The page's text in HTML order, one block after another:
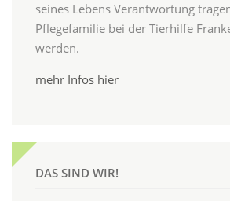
seines Lebens Verantwortung
Pflegefamilie bei der Tierhilfe
werden.
mehr Infos hier
DAS SIND WIR!